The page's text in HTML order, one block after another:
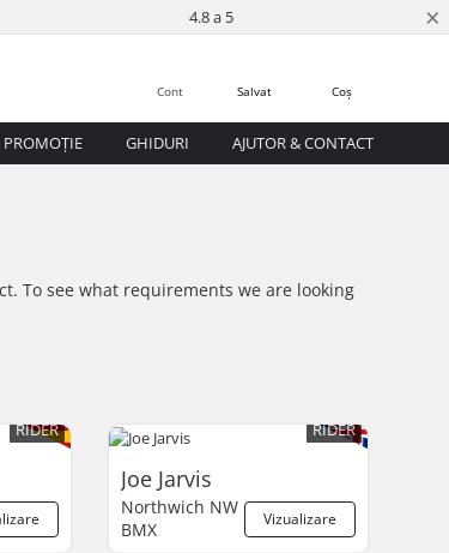
4.8 a 5 ×
Coș
Salvat
Cont
PROMOȚIE GHIDURI AJUTOR & CONTACT
To see what requirements we are looking
RIDER RIDER
Joe Jarvis
Vizualizare
Northwich NW
BMX